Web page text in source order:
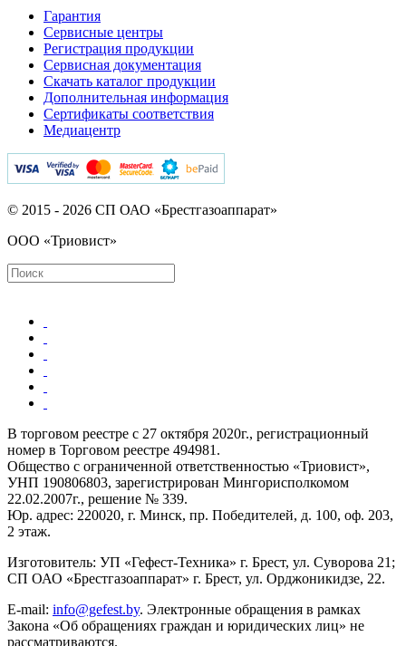
Гарантия
Сервисные центры
Регистрация продукции
Сервисная документация
Скачать каталог продукции
Дополнительная информация
Сертификаты соответствия
Медиацентр
© 2015 - 2026 СП ОАО «Брестгазоаппарат»
ООО «Триовист»
В торговом реестре с 27 октября 2020г., регистрационный
номер в Торговом реестре 494981.
Общество с ограниченной ответственностью «Триовист»,
УНП 190806803, зарегистрирован Мингорисполкомом
22.02.2007г., решение № 339.
Юр. адрес: 220020, г. Минск, пр. Победителей, д. 100, оф. 203,
2 этаж.
Изготовитель: УП «Гефест-Техника» г. Брест, ул. Суворова 21;
СП ОАО «Брестгазоаппарат» г. Брест, ул. Орджоникидзе, 22.
E-mail: info@gefest.by. Электронные обращения в рамках
Закона «Об обращениях граждан и юридических лиц» не
рассматриваются.